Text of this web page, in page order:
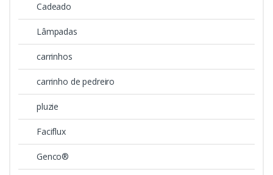
Cadeado
Lâmpadas
carrinhos
carrinho de pedreiro
pluzie
Faciflux
Genco®